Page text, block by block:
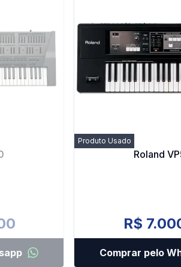
Produto Usado
Roland
R$
Comprar pelo